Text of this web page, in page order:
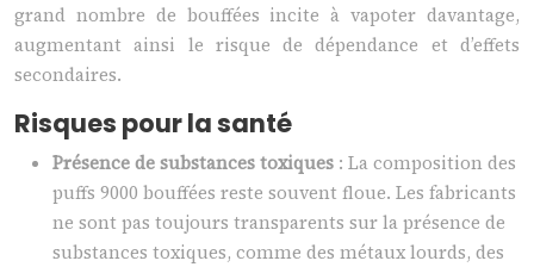
grand nombre de bouffées incite à vapoter davantage,
augmentant ainsi le risque de dépendance et d’effets
secondaires.
Risques pour la santé
Présence de substances toxiques : La composition des
puffs 9000 bouffées reste souvent floue. Les fabricants
ne sont pas toujours transparents sur la présence de
substances toxiques, comme des métaux lourds, des